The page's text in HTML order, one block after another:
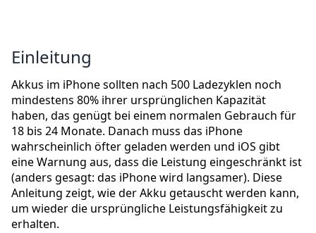
Einleitung
Akkus im iPhone sollten nach 500 Ladezyklen noch
mindestens 80% ihrer ursprünglichen Kapazität
haben, das genügt bei einem normalen Gebrauch für
18 bis 24 Monate. Danach muss das iPhone
wahrscheinlich öfter geladen werden und iOS gibt
eine Warnung aus, dass die Leistung eingeschränkt ist
(anders gesagt: das iPhone wird langsamer). Diese
Anleitung zeigt, wie der Akku getauscht werden kann,
um wieder die ursprüngliche Leistungsfähigkeit zu
erhalten.